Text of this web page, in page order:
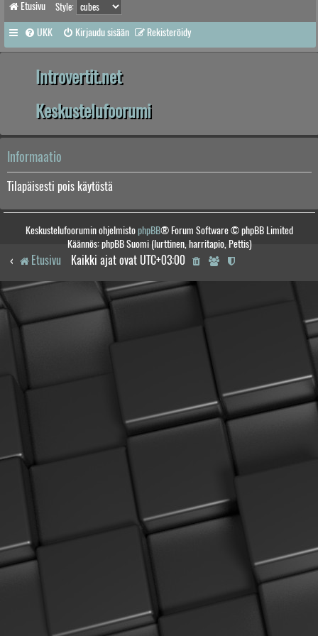
Etusivu Style:
UKK Kirjaudu sisään Rekisteröidy
Introvertit.net
Keskustelufoorumi
Informaatio
Tilapäisesti pois käytöstä
Keskustelufoorumin ohjelmistophpBB® Forum Software © phpBB Limited
Käännös: phpBB Suomi (lurttinen, harritapio, Pettis)
Etusivu Kaikki ajat ovat UTC+03:00